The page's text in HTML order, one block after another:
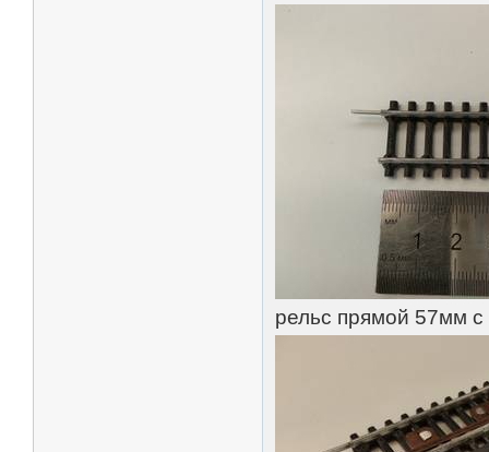
рельс прямой 57мм